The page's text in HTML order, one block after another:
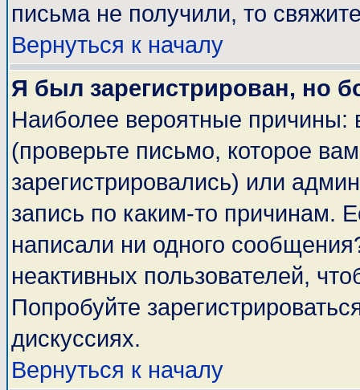
письма не получили, то
Вернуться к началу
Я был зарегистрирован, но
Наиболее вероятные причины:
(проверьте письмо, которое
зарегистрировались) или
запись по каким-то причинам.
написали ни одного
неактивных пользователей,
Попробуйте
дискуссиях.
Вернуться к началу